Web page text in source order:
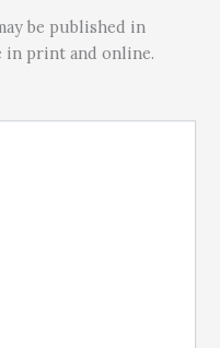
be published in
in print and online.